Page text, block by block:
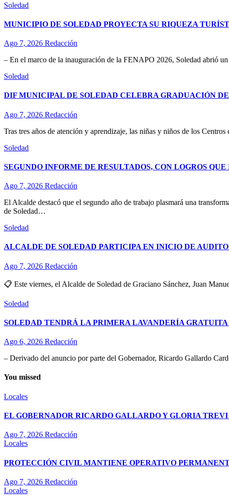
Soledad
MUNICIPIO DE SOLEDAD PROYECTA SU RIQUEZA
Ago 7, 2026 Redacción
– En el marco de la inauguración de la FENAPO 2026, Soledad abrió
Soledad
DIF MUNICIPAL DE SOLEDAD CELEBRA GRADUACIÓN
Ago 7, 2026 Redacción
Tras tres años de atención y aprendizaje, las niñas y niños de los
Soledad
SEGUNDO INFORME DE RESULTADOS, CON LOGROS
Ago 7, 2026 Redacción
El Alcalde destacó que el segundo año de trabajo plasmará una
de Soledad…
Soledad
ALCALDE DE SOLEDAD PARTICIPA EN INICIO DE
Ago 7, 2026 Redacción
📋 Este viernes, el Alcalde de Soledad de Graciano Sánchez, Juan
Soledad
SOLEDAD TENDRÁ LA PRIMERA LAVANDERÍA
Ago 6, 2026 Redacción
– Derivado del anuncio por parte del Gobernador, Ricardo Gallardo
You missed
Locales
EL GOBERNADOR RICARDO GALLARDO Y GLORIA
Ago 7, 2026 Redacción
Locales
PROTECCIÓN CIVIL MANTIENE OPERATIVO
Ago 7, 2026 Redacción
Locales